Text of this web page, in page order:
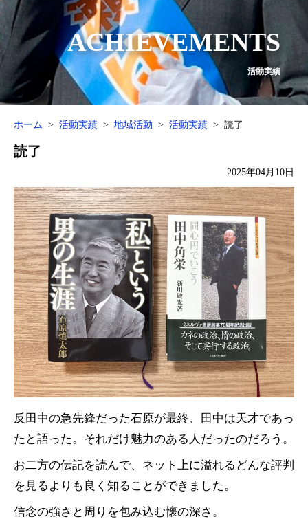
ACHIEVEMENTS
活動実績
ホーム 活動実績 地域活動 活動実績 読了
読了
2025年04月10日
反田中の急先鋒だった石原が最終、田中は天才であっ
たと語った。それだけ魅力のある人だったのだろう。
お二方の伝記を読んで、ネット上に溢れるどんな評判
を見るよりも良く知ることができました。
信念の強さと周りを包み込む懐の深さ。